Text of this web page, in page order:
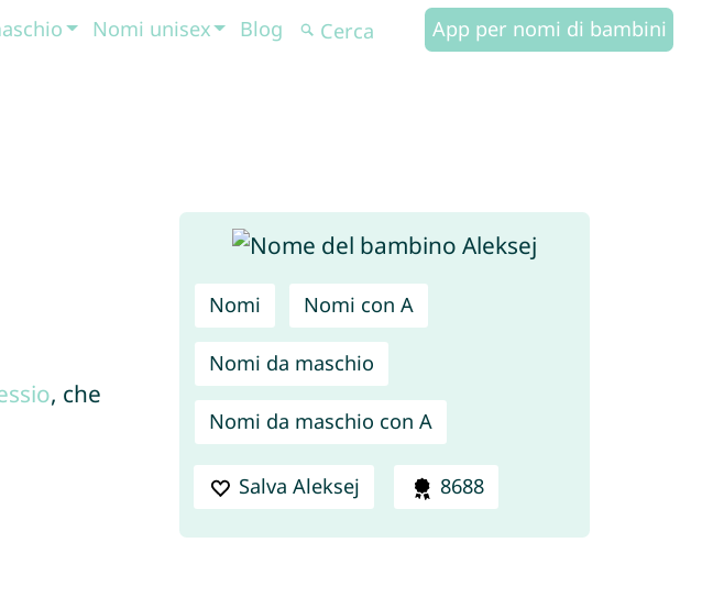
Nomi unisex Blog App per nomi di bambini
Nomi Nomi con A
Nomi da maschio
Nomi da maschio con A
Salva Aleksej 8688
, che